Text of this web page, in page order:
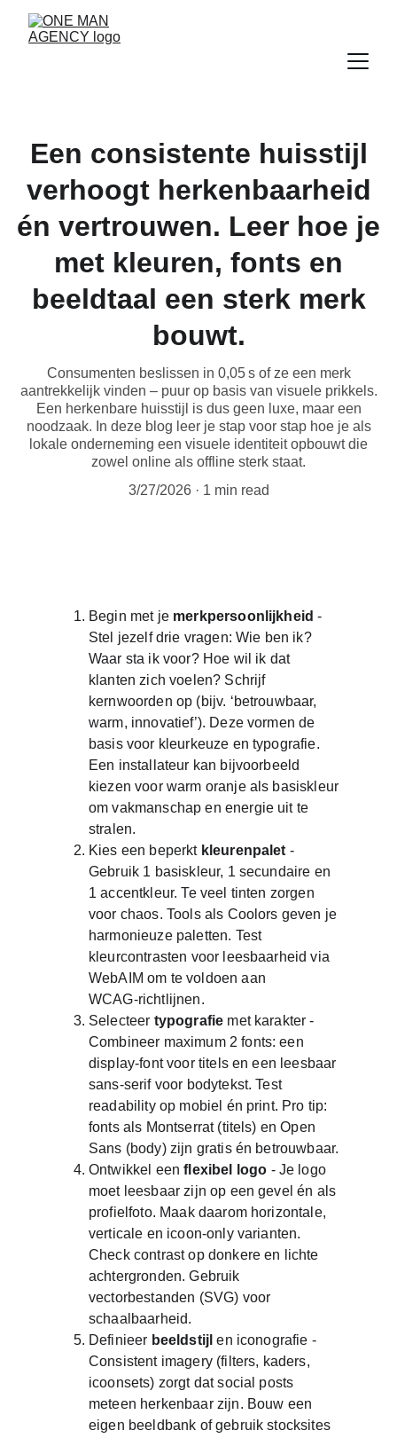
Een consistente huisstijl
verhoogt herkenbaarheid
én vertrouwen. Leer hoe je
met kleuren, fonts en
beeldtaal een sterk merk
bouwt.
Consumenten beslissen in 0,05 s of ze een merk
aantrekkelijk vinden – puur op basis van visuele prikkels.
Een herkenbare huisstijl is dus geen luxe, maar een
noodzaak. In deze blog leer je stap voor stap hoe je als
lokale onderneming een visuele identiteit opbouwt die
zowel online als offline sterk staat.
3/27/2026
1 min read
Begin met je merkpersoonlijkheid -
Stel jezelf drie vragen: Wie ben ik?
Waar sta ik voor? Hoe wil ik dat
klanten zich voelen? Schrijf
kernwoorden op (bijv. ‘betrouwbaar,
warm, innovatief’). Deze vormen de
basis voor kleurkeuze en typografie.
Een installateur kan bijvoorbeeld
kiezen voor warm oranje als basiskleur
om vakmanschap en energie uit te
stralen.
Kies een beperkt kleurenpalet -
Gebruik 1 basiskleur, 1 secundaire en
1 accentkleur. Te veel tinten zorgen
voor chaos. Tools als Coolors geven je
harmonieuze paletten. Test
kleurcontrasten voor leesbaarheid via
WebAIM om te voldoen aan
WCAG‑richtlijnen.
Selecteer typografie met karakter -
Combineer maximum 2 fonts: een
display‑font voor titels en een leesbaar
sans‑serif voor bodytekst. Test
readability op mobiel én print. Pro tip:
fonts als Montserrat (titels) en Open
Sans (body) zijn gratis én betrouwbaar.
Ontwikkel een flexibel logo - Je logo
moet leesbaar zijn op een gevel én als
profielfoto. Maak daarom horizontale,
verticale en icoon‑only varianten.
Check contrast op donkere en lichte
achtergronden. Gebruik
vectorbestanden (SVG) voor
schaalbaarheid.
Definieer beeldstijl en iconografie -
Consistent imagery (filters, kaders,
icoonsets) zorgt dat social posts
meteen herkenbaar zijn. Bouw een
eigen beeldbank of gebruik stocksites